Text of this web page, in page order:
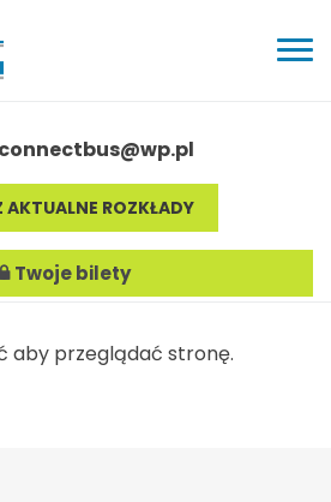
connectbus@wp.pl
AKTUALNE ROZKŁADY
Twoje bilety
aby przeglądać stronę.